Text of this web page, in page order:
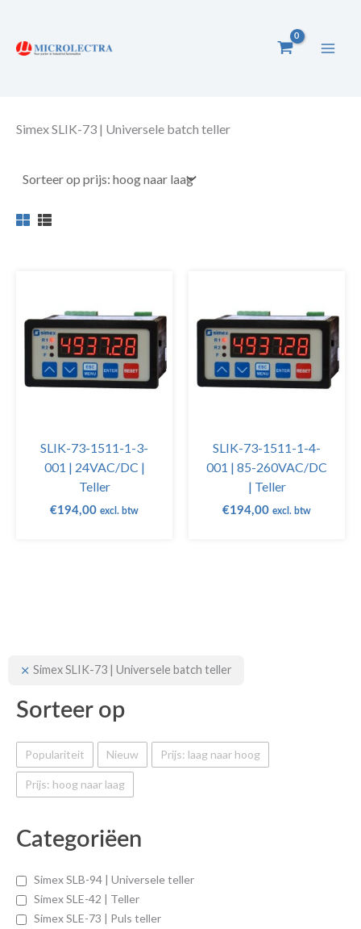
naar
Simex SLIK-73 | Universele batch teller
Sorteer op
Populariteit Nieuw Prijs: laag naar hoog
Prijs: hoog naar laag
Categoriëen
Simex SLB-94 | Universele teller
Simex SLE-42 | Teller
Simex SLE-73 | Puls teller
Simex SLIK-73 | Universele batch teller
SLIK-73-1511-1-3-
001 | 24VAC/DC |
Teller
€194,00 excl. btw
SLIK-73-1511-1-4-
001 | 85-260VAC/DC
| Teller
€194,00 excl. btw